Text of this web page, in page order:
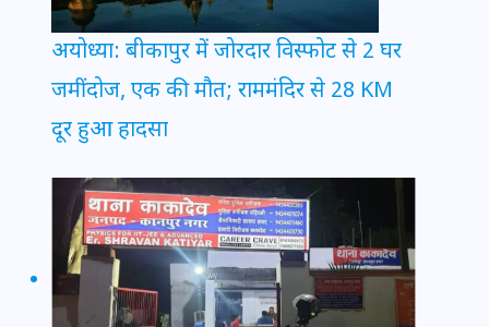
अयोध्या: बीकापुर में जोरदार विस्फोट से 2 घर
जमींदोज, एक की मौत; राममंदिर से 28 KM
दूर हुआ हादसा